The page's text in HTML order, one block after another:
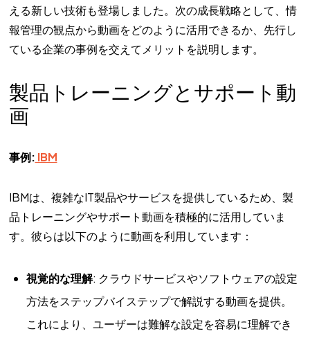
える新しい技術も登場しました。次の成長戦略として、情
報管理の観点から動画をどのように活用できるか、先行し
ている企業の事例を交えてメリットを説明します。
製品トレーニングとサポート動
画
事例: IBM
IBMは、複雑なIT製品やサービスを提供しているため、製
品トレーニングやサポート動画を積極的に活用していま
す。彼らは以下のように動画を利用しています：
視覚的な理解: クラウドサービスやソフトウェアの設定
方法をステップバイステップで解説する動画を提供。
これにより、ユーザーは難解な設定を容易に理解でき